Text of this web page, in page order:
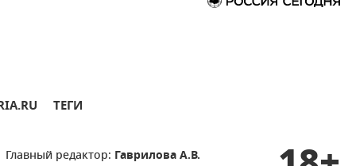
ТЕГИ
Главный редактор: Гаврилова А.В.